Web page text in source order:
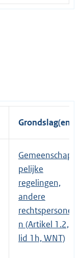
Grondslag(en)
Gemeenschap
pelijke
regelingen,
andere
rechtspersone
n (Artikel 1.2,
lid 1h, WNT)